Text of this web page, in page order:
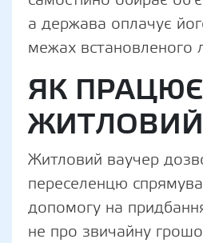
а держава оплачує
межах встановленого
ЯК ПРАЦЮЄ
ЖИТЛОВИЙ
Житловий ваучер
переселенцю
допомогу на
не про звичайну